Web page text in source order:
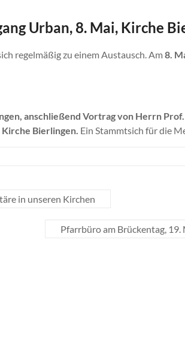
Urban, 8. Mai, Kirche
regelmäßig zu einem Austausch. Am8.
anschließend Vortrag von Herrn
Bierlingen. Ein Stammtsich für die
in unseren Kirchen
Pfarrbüro am Brückentag,